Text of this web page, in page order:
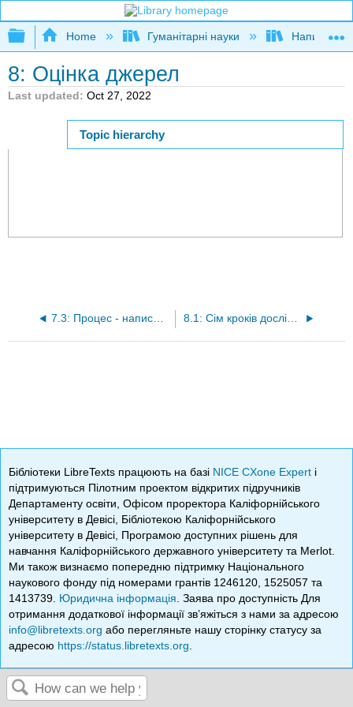
Expand/collapse global hierarchy
Home Гуманітарні науки Написання
8: Оцінка джерел
Last updated Oct 27, 2022
Page ID
Topic hierarchy
7.3: Процес - написання заяви про дисертацію 8.1: Сім кроків дослідницького процесу
Бібліотеки LibreTexts працюють на базі NICE CXone Expert і
підтримуються Пілотним проектом відкритих підручників
Департаменту освіти, Офісом проректора Каліфорнійського
університету в Девісі, Бібліотекою Каліфорнійського
університету в Девісі, Програмою доступних рішень для
навчання Каліфорнійського державного університету та Merlot.
Ми також визнаємо попередню підтримку Національного
наукового фонду під номерами грантів 1246120, 1525057 та
1413739. Юридична інформація . Заява про доступність Для
отримання додаткової інформації зв’яжіться з нами за адресою
info@libretexts.org або перегляньте нашу сторінку статусу за
адресою https://status.libretexts.org